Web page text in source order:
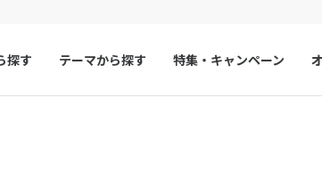
探す テーマから探す 特集・キャンペーン